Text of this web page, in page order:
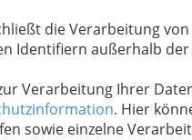
die Verarbeitung
Identifiern außerhalb der
Verarbeitung Ihrer
. Hier
sowie einzelne